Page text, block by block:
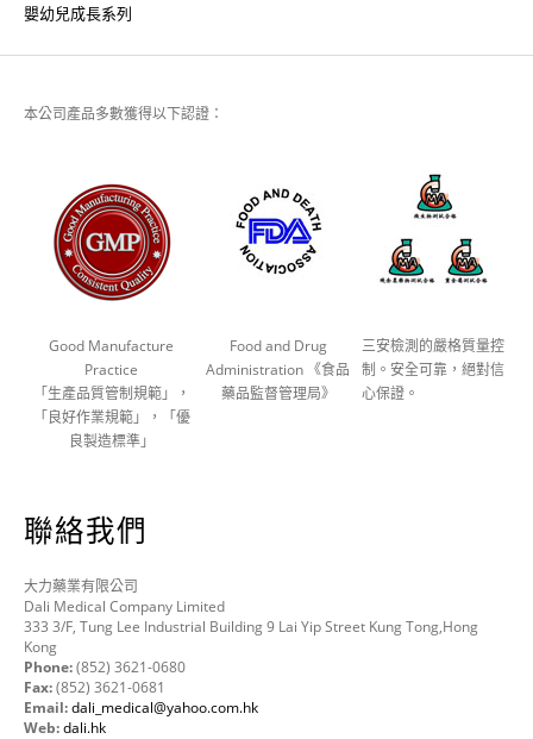
嬰幼兒成長系列
本公司產品多數獲得以下認證：
Good Manufacture
Practice
「生產品質管制規範」，
「良好作業規範」，「優
良製造標準」
Food and Drug
Administration 《食品
藥品監督管理局》
三安檢測的嚴格質量控
制。安全可靠，絕對信
心保證。
聯絡我們
大力藥業有限公司
Dali Medical Company Limited
333 3/F, Tung Lee Industrial Building 9 Lai Yip Street Kung Tong,Hong
Kong
Phone:(852) 3621-0680
Fax:(852) 3621-0681
Email:dali_medical@yahoo.com.hk
Web:dali.hk